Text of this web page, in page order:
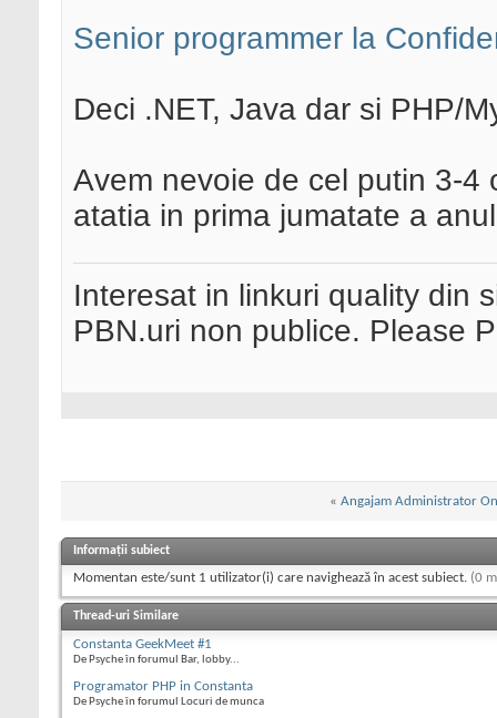
Senior programmer la
Deci .NET, Java dar si PHP/
Avem nevoie de cel putin 3-4
atatia in prima jumatate a
Interesat in linkuri quality din
PBN.uri non publice. Please
« Angajam Administrator
Informații subiect
Momentan este/sunt 1 utilizator(i) care navighează în acest subiect. (0
Thread-uri Similare
Constanta GeekMeet #1
De Psyche în forumul Bar, lobby...
Programator PHP in Constanta
De Psyche în forumul Locuri de munca